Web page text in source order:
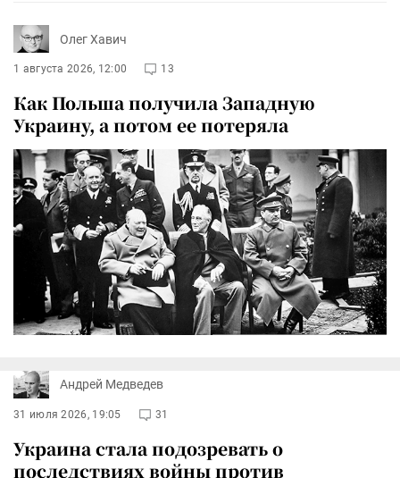
Олег Хавич
1 августа 2026, 12:00 13
Как Польша получила Западную
Украину, а потом ее потеряла
Андрей Медведев
31 июля 2026, 19:05 31
Украина стала подозревать о
последствиях войны против